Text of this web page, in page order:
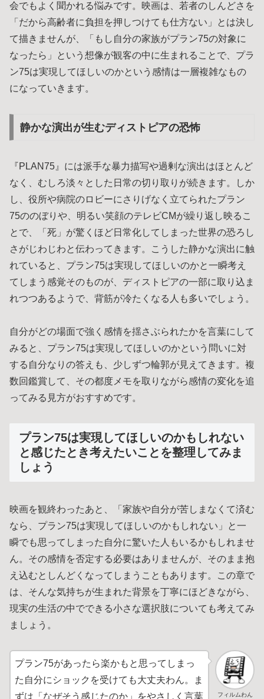
会でもよく聞かれる悩みです。映画は、若者のしんどさを
「だから高齢者に負担を押しつけても仕方ない」とは決し
て描きませんが、「もし自分の家族がプラン75の対象に
なったら」という想像が観客の中に生まれることで、プラ
ン75は実現してほしいのかという感情は一層複雑なもの
になっていきます。
静かな演出が生むディストピアの恐怖
『PLAN75』には派手な暴力描写や過剰な演出はほとんど
なく、むしろ淡々とした日常の切り取りが続きます。しか
し、役所や病院のロビーにさりげなく立てられたプラン
75ののぼりや、明るい笑顔のテレビCMが繰り返し映るこ
とで、「死」が驚くほど日常化してしまった世界の恐ろし
さがじわじわと伝わってきます。こうした静かな演出に触
れていると、プラン75は実現してほしいのかと一瞬考え
てしまう感覚そのものが、ディストピアの一部に取り込ま
れつつあるようで、背筋が冷たくなる人も多いでしょう。
自分がどの場面で強く感情を揺さぶられたかを言葉にして
みると、プラン75は実現してほしいのかという問いに対
する自分なりの答えも、少しずつ輪郭が見えてきます。複
数回鑑賞して、その都度メモを取りながら感情の変化を追
ってみる見方がおすすめです。
プラン75は実現してほしいのかもしれない
と感じたとき考えたいことを整理してみま
しょう
映画を観終わったあと、「家族や自分が苦しまなくて済む
なら、プラン75は実現してほしいのかもしれない」と一
瞬でも思ってしまった自分に驚いた人もいるかもしれませ
ん。その感情を否定する必要はありませんが、そのまま抱
え込むとしんどくなってしまうこともあります。この章で
は、そんな気持ちが生まれた背景を丁寧にほどきながら、
現実の生活の中でできる小さな選択肢についても考えてみ
ましょう。
フィルムわん
プラン75があったら楽かもと思ってしまっ
た自分にショックを受けても大丈夫わん。ま
ずは「なぜそう感じたのか」をやさしく言葉